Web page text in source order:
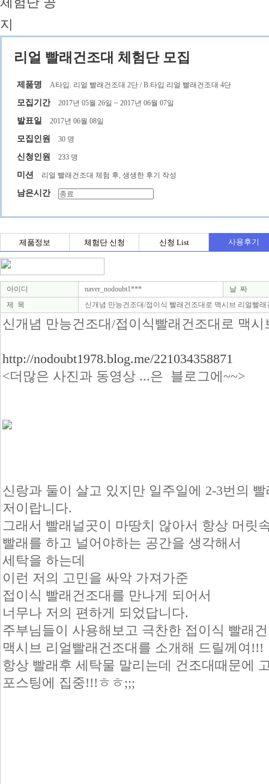
지
리얼 빨래건조대 체험단 모집
제품명 A타입. 리얼 빨래건조대 2단 / B.타입 리얼 빨래건조대 4단
모집기간 2017년 05월 26일 ~ 2017년 06월 07일
발표일 2017년 06월 08일
모집인원 30 명
신청인원 233 명
미션 리얼 빨래건조대 체험 후, 생생한 후기 작성
남은시간
제품정보 체험단 신청 신청 List 사용후기
아이디 naver_nodoubt1***
날 짜
제 목
신개념 만능건조대/접이식 빨래건조대로 맥시브 리얼빨
신개념 만능건조대/접이식빨래건조대로 맥
http://nodoubt1978.blog.me/221034358871
<더많은 사진과 동영상 ...은 블로그에~~>
신랑과 둘이 살고 있지만 일주일에 2-3번의
저이랍니다.
그래서 빨래널곳이 마땅치 않아서 항상 머릿
빨래를 하고 널어야하는 공간을 생각해서
세탁을 하는데
이런 저의 고민을 싸악 가져가준
접이식 빨래건조대를 만나게 되어서
너무나 저의 편하게 되었답니다.
주부님들이 사용해보고 극찬한 접이식 빨래
맥시브 리얼빨래건조대를 소개해 드릴께여!!!
항상 빨래후 세탁물 말리는데 건조대때문에
포스팅에 집중!!!ㅎㅎ;;;